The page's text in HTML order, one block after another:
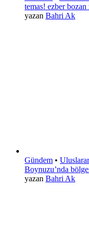
temas! ezber bozan
yazan Bahri Ak
Gündem •
Boynuzu’nda
yazan Bahri Ak